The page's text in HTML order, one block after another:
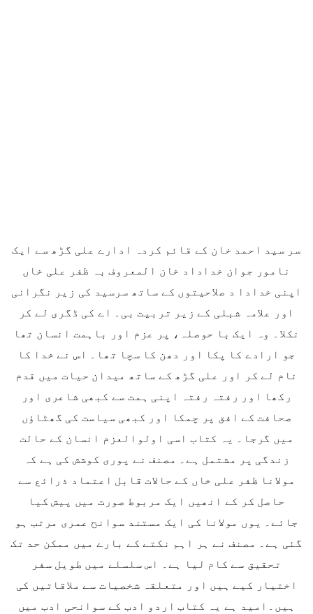
سر سید احمد خان کے قائم کردہ ادارے علی گڑھ سے ایک
نامور جوان خداداد خان المعروف بہ ظفر علی خاں
اپنی خدادا د صلاحیتوں کے ساتھ سرسید کی زیر نگرانی
اور علامہ شبلی کے زیر تربیت بی۔ اے کی ڈگری لے کر
نکلا۔ وہ ایک با حوصلہ، پر عزم اور باہمت انسان تھا
جو ارادے کا پکا اور دھن کا سچا تھا۔ اس نے خدا کا
نام لے کر اور علی گڑھ کے ساتھ میدان حیات میں قدم
رکھا اور رفتہ رفتہ اپنی ہمت سے کبھی شاعری اور
صحافت کے افق پر چمکا اور کبھی سیاست کی گھٹاؤں
میں گرجا۔ یہ کتاب اسی اولوالعزم انسان کے حالت
زندگی پر مشتمل ہے۔ مصنف نے پوری کوشش کی ہے کہ
مولانا ظفر علی خاں کے حالات قابل اعتماد ذرائع سے
حاصل کر کے انھیں ایک مربوط صورت میں پیش کیا
جائے۔ یوں مولانا کی ایک مستند سوانح عمری مرتب ہو
گئی ہے۔ مصنف نے ہر اہم نکتے کے بارے میں ممکن حد تک
تحقیق سے کام لیا ہے۔ اس سلسلے میں طویل سفر
اختیار کیے ہیں اور متعلقہ شخصیات سے ملاقاتیں کی
ہیں۔امید ہے یہ کتاب اردو ادب کے سوانحی ادب میں